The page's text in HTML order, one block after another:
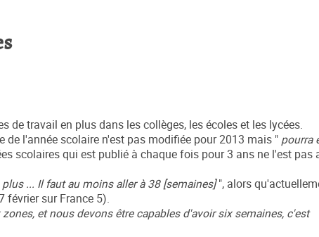
de travail en plus dans les collèges, les écoles et les lycées.
l'année scolaire n'est pas modifiée pour 2013 mais " pourra
scolaires qui est publié à chaque fois pour 3 ans ne l'est pas
... Il faut au moins aller à 38 [semaines]", alors
février sur France 5).
et nous devons être capables d'avoir six semaines, c'est